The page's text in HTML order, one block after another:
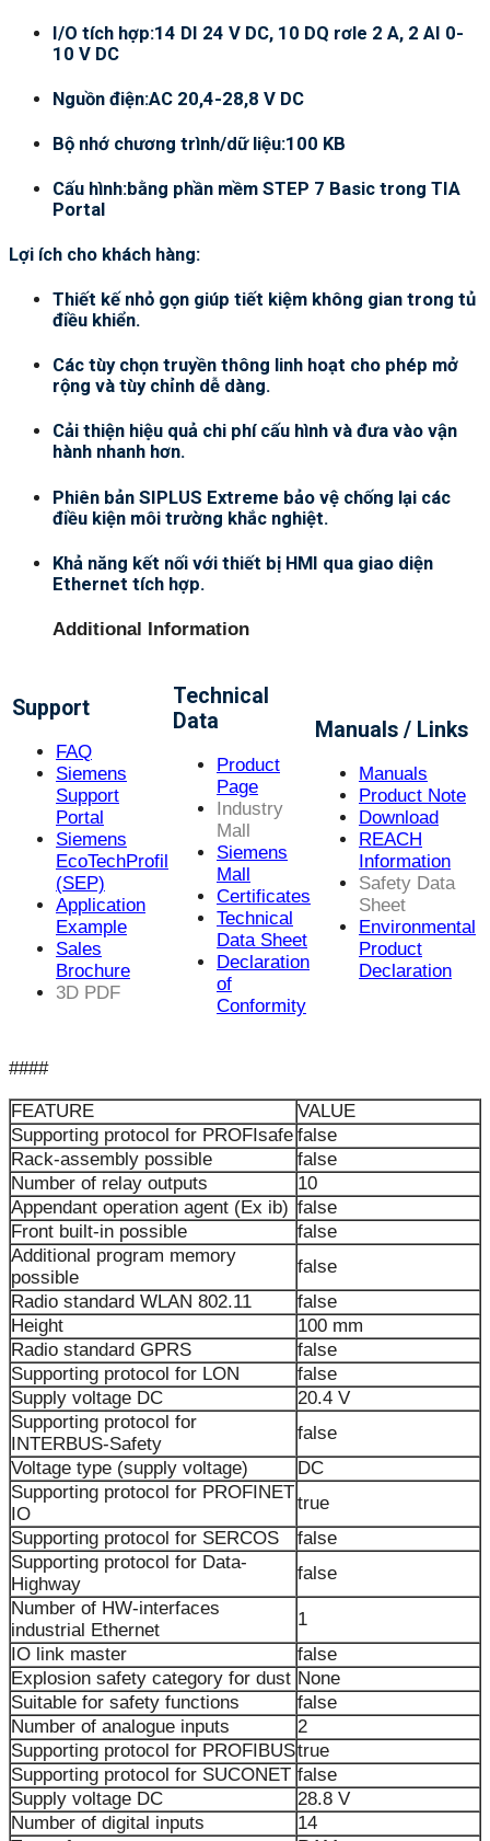
I/O tích hợp:14 DI 24 V DC, 10 DQ rơle 2 A, 2 AI 0-
10 V DC
Nguồn điện:AC 20,4-28,8 V DC
Bộ nhớ chương trình/dữ liệu:100 KB
Cấu hình:bằng phần mềm STEP 7 Basic trong TIA
Portal
Lợi ích cho khách hàng:
Thiết kế nhỏ gọn giúp tiết kiệm không gian trong tủ
điều khiển.
Các tùy chọn truyền thông linh hoạt cho phép mở
rộng và tùy chỉnh dễ dàng.
Cải thiện hiệu quả chi phí cấu hình và đưa vào vận
hành nhanh hơn.
Phiên bản SIPLUS Extreme bảo vệ chống lại các
điều kiện môi trường khắc nghiệt.
Khả năng kết nối với thiết bị HMI qua giao diện
Ethernet tích hợp.
Additional Information
Support
FAQ
Siemens
Support
Portal
Siemens
EcoTechProfil
(SEP)
Application
Example
Sales
Brochure
3D PDF
Technical
Data
Product
Page
Industry
Mall
Siemens
Mall
Certificates
Technical
Data Sheet
Declaration
of
Conformity
Manuals / Links
Manuals
Product Note
Download
REACH
Information
Safety Data
Sheet
Environmental
Product
Declaration
####
FEATURE
VALUE
Supporting protocol for PROFIsafe false
Rack-assembly possible
false
Number of relay outputs
10
Appendant operation agent (Ex ib) false
Front built-in possible
false
Additional program memory
possible
false
Radio standard WLAN 802.11
false
Height
100 mm
Radio standard GPRS
false
Supporting protocol for LON
false
Supply voltage DC
20.4 V
Supporting protocol for
INTERBUS-Safety
false
Voltage type (supply voltage)
DC
Supporting protocol for PROFINET
IO
true
Supporting protocol for SERCOS
false
Supporting protocol for Data-
Highway
false
Number of HW-interfaces
industrial Ethernet
1
IO link master
false
Explosion safety category for dust None
Suitable for safety functions
false
Number of analogue inputs
2
Supporting protocol for PROFIBUStrue
Supporting protocol for SUCONET false
Supply voltage DC
28.8 V
Number of digital inputs
14